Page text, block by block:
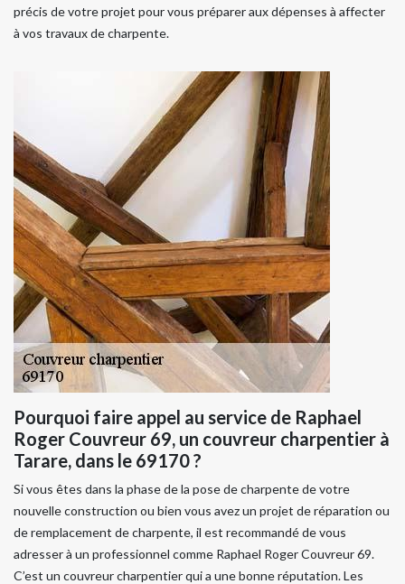
précis de votre projet pour vous préparer aux dépenses à affecter
à vos travaux de charpente.
Pourquoi faire appel au service de Raphael
Roger Couvreur 69, un couvreur charpentier à
Tarare, dans le 69170 ?
Si vous êtes dans la phase de la pose de charpente de votre
nouvelle construction ou bien vous avez un projet de réparation ou
de remplacement de charpente, il est recommandé de vous
adresser à un professionnel comme Raphael Roger Couvreur 69.
C’est un couvreur charpentier qui a une bonne réputation. Les